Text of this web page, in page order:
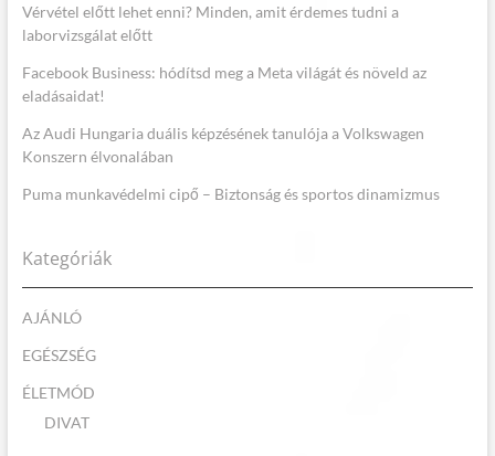
Vérvétel előtt lehet enni? Minden, amit érdemes tudni a
laborvizsgálat előtt
Facebook Business: hódítsd meg a Meta világát és növeld az
eladásaidat!
Az Audi Hungaria duális képzésének tanulója a Volkswagen
Konszern élvonalában
Puma munkavédelmi cipő – Biztonság és sportos dinamizmus
Kategóriák
AJÁNLÓ
EGÉSZSÉG
ÉLETMÓD
DIVAT